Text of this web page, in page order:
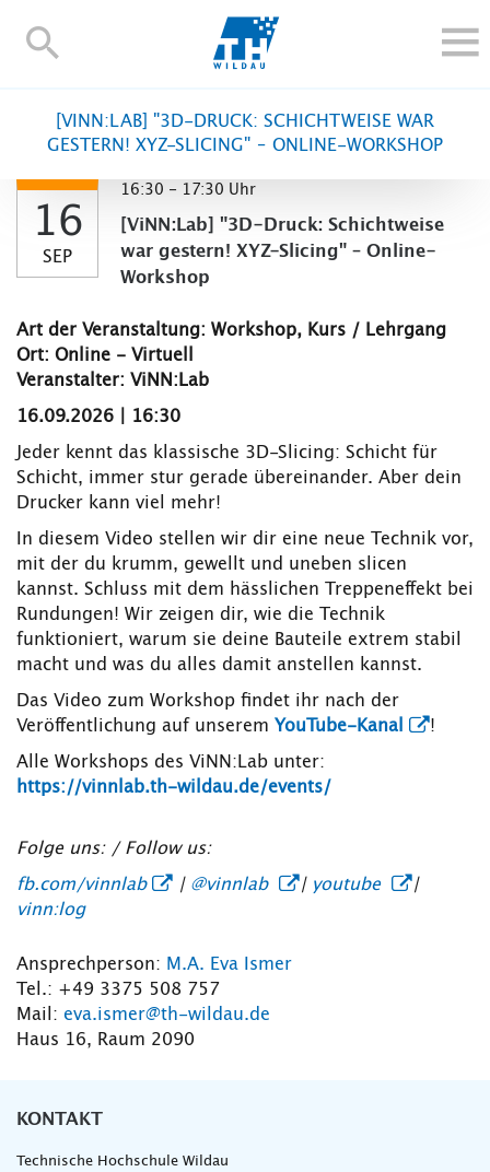
TH-
IM STUDIUM
FORSCHUNG UND TRANSFER
ALUMNI
HOCHSCHULE
INTERNATIONAL
BESCHÄFTIGTE
Blogs Kontakt und Anfahrt
[VINN:LAB] "3D-DRUCK: SCHICHTWEISE WAR
GESTERN! XYZ-SLICING" – ONLINE-WORKSHOP
16
SEP
16:30 - 17:30 Uhr
[ViNN:Lab] "3D-Druck: Schichtweise
war gestern! XYZ-Slicing" – Online-
Workshop
Art der Veranstaltung: Workshop, Kurs / Lehrgang
Ort: Online - Virtuell
Veranstalter: ViNN:Lab
16.09.2026 | 16:30
Jeder kennt das klassische 3D-Slicing: Schicht für
Schicht, immer stur gerade übereinander. Aber dein
Drucker kann viel mehr!
In diesem Video stellen wir dir eine neue Technik vor,
mit der du krumm, gewellt und uneben slicen
kannst. Schluss mit dem hässlichen Treppeneffekt bei
Rundungen! Wir zeigen dir, wie die Technik
funktioniert, warum sie deine Bauteile extrem stabil
macht und was du alles damit anstellen kannst.
Das Video zum Workshop findet ihr nach der
Veröffentlichung auf unserem YouTube-Kanal !
Alle Workshops des ViNN:Lab unter:
https://vinnlab.th-wildau.de/events/
Folge uns: / Follow us:
fb.com/vinnlab | @vinnlab | youtube
|
vinn:log
Ansprechperson: M.A. Eva Ismer
Tel.: +49 3375 508 757
Mail: eva.ismer@th-wildau.de
Haus 16, Raum 2090
KONTAKT
Technische Hochschule Wildau